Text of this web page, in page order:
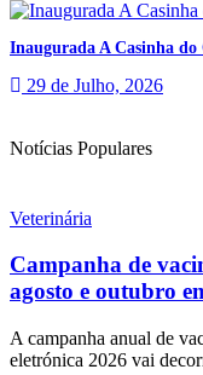
Inaugurada A Casinha
29 de Julho, 2026
Notícias Populares
Veterinária
Campanha de
agosto e outubro
A campanha anual de
eletrónica 2026 vai